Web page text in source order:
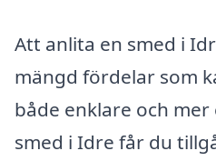
Att anlita en smed i
mängd fördelar som
både enklare och
smed i Idre får du